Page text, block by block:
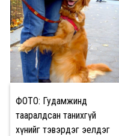
ФОТО: Гудамжинд
тааралдсан танихгүй
хүнийг тэвэрдэг эелдэг